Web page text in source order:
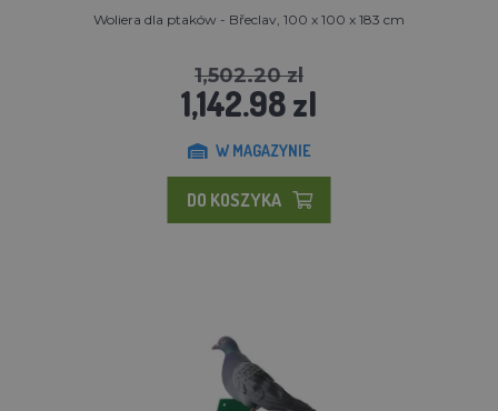
Woliera dla ptaków - Břeclav, 100 x 100 x 183 cm
1,502.20 zl
1,142.98 zl
W MAGAZYNIE
DO KOSZYKA